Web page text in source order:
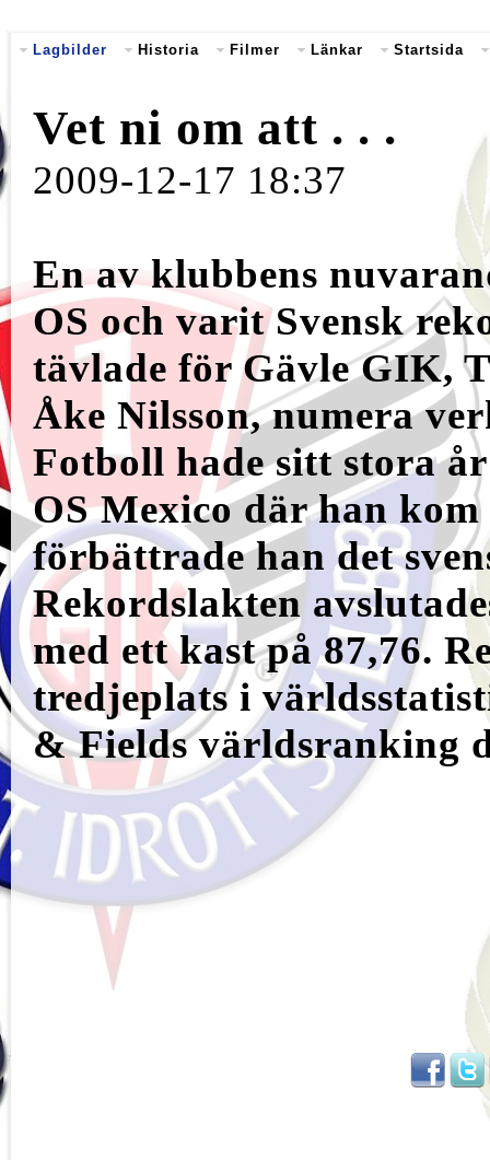
Lagbilder Historia Filmer Länkar Startsida
Vet ni om att . . .
2009-12-17 18:37
En av klubbens
OS och varit Svensk
tävlade för Gävle GIK,
Åke Nilsson, numera
Fotboll hade sitt stora
OS Mexico där han kom
förbättrade han det
Rekordslakten
med ett kast på 87,76.
tredjeplats i
& Fields världsranking